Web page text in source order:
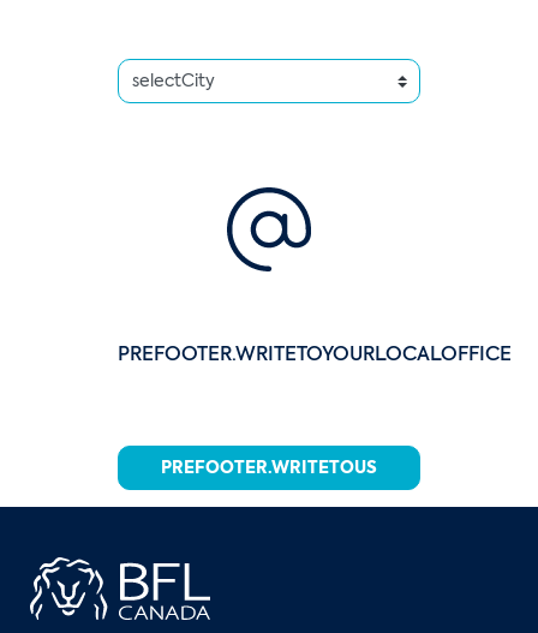
PREFOOTER.WRITETOYOURLOCALOFFICE
PREFOOTER.WRITETOUS